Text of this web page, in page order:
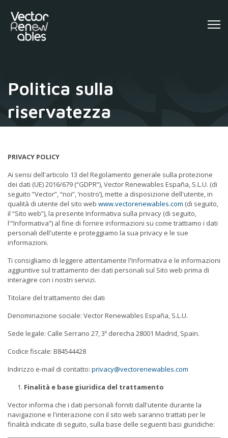
Politica sulla
riservatezza
PRIVACY POLICY
Ai sensi dell'articolo 13 del Regolamento generale sulla protezione
dei dati (UE) 2016/679 (“GDPR”), Vector Renewables España, S.L.U. (di
seguito “Vector”, “noi”, ‘nostro’), mette a disposizione dell'utente, in
qualità di utente del sito web www.vectorenewables.com (di seguito,
il “Sito web”), la presente Informativa sulla privacy (di seguito,
l'“Informativa”) al fine di fornire informazioni su come trattiamo i dati
personali dell'utente e proteggiamo la sua privacy e le sue
informazioni.
Ti consigliamo di leggere attentamente l'Informativa e le informazioni
aggiuntive sul trattamento dei dati personali sul Sito web prima di
interagire con i nostri servizi.
Titolare del trattamento dei dati
Denominazione sociale: Vector Renewables España, S.L.U.
Sede legale: Calle Serrano 27, 3º derecha 28001 Madrid, Spain.
Codice fiscale: B84544428
Indirizzo e-mail di contatto: privacy@vectorenewables.com
Finalità e base giuridica del trattamento
Vector informa che i dati personali forniti dall'utente durante la
navigazione e l'interazione con il sito web saranno trattati per le
finalità indicate di seguito, sulla base delle seguenti basi giuridiche: